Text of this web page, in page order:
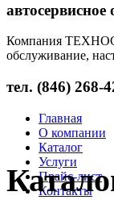
автосервисное
Компания
обслуживание,
тел. (846) 268-
Главная
О компании
Каталог
Услуги
Прайс-лист
Контакты